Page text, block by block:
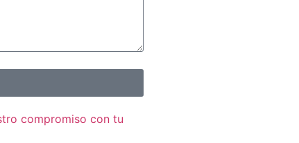
compromiso con tu